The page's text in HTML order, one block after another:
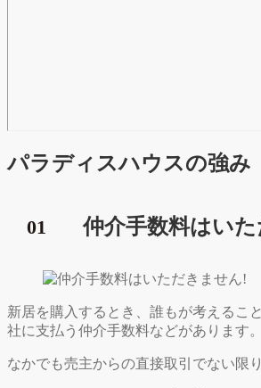
パラディスハウスの強み
01 仲介手数料はい
新居を購入するとき、誰もが考えるこ
社に支払う仲介手数料などがあります。
なかでも売主からの直接取引でない限